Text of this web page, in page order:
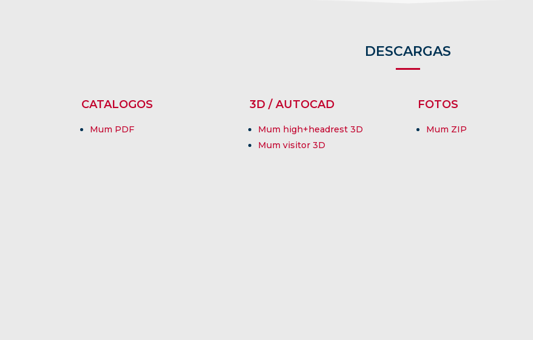
DESCARGAS
CATALOGOS
Mum PDF
3D / AUTOCAD
Mum high+headrest 3D
Mum visitor 3D
FOTOS
Mum ZIP